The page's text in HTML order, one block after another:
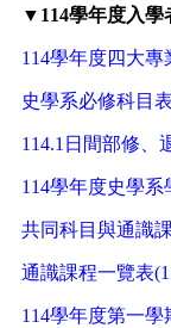
▼114學年度入
114學年度四大專
史學系必修科目
114.1日間部修、
114學年度史學系
共同科目與通識
通識課程一覽表
114學年度第一